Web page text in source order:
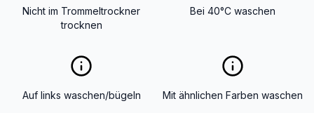
Nicht im Trommeltrockner
trocknen
Bei 40°C waschen
Auf links waschen/bügeln Mit ähnlichen Farben waschen